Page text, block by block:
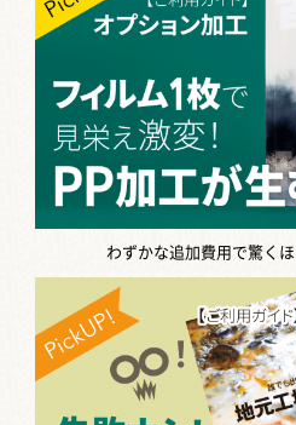
わずかな追加費用で驚く